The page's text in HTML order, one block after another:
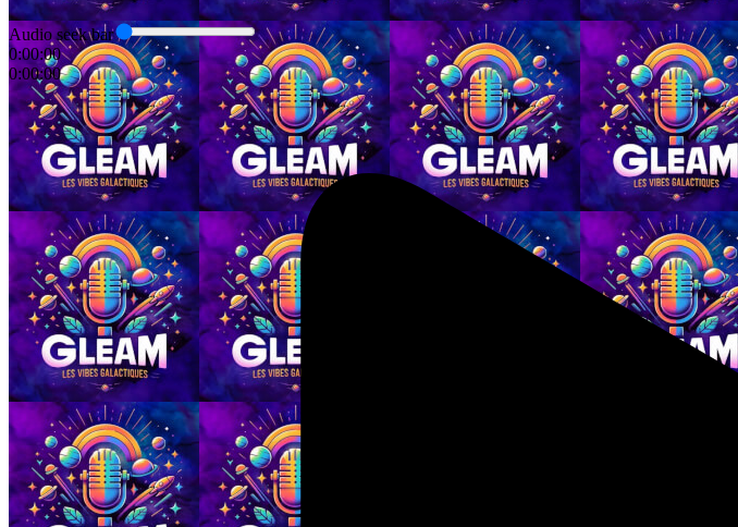
Audio seek bar
0:00:00
0:00:00